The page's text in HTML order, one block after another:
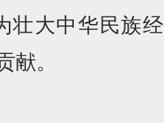
壮大中华民族经
献。